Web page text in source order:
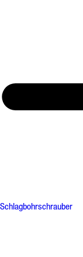
Schlagbohrschrauber